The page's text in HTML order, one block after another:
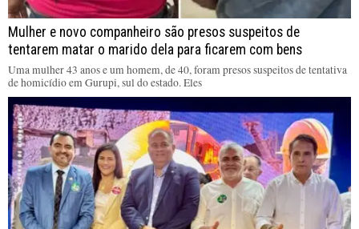
Mulher e novo companheiro são presos suspeitos de
tentarem matar o marido dela para ficarem com bens
Uma mulher 43 anos e um homem, de 40, foram presos suspeitos de tentativa
de homicídio em Gurupi, sul do estado. Eles